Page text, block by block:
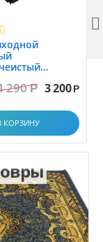
290 Р 3 200 Р
КОРЗИНУ
